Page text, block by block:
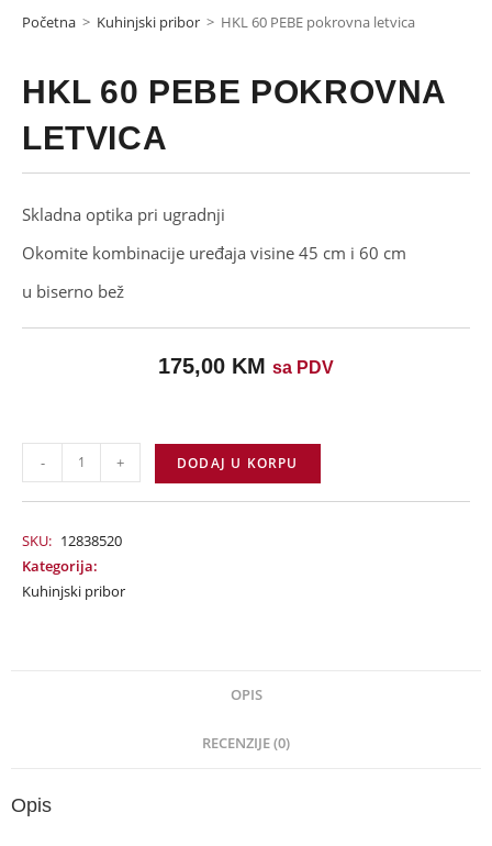
Početna > Kuhinjski pribor > HKL 60 PEBE pokrovna letvica
HKL 60 PEBE POKROVNA
LETVICA
Skladna optika pri ugradnji
Okomite kombinacije uređaja visine 45 cm i 60 cm
u biserno bež
175,00 KM sa PDV
- + DODAJ U KORPU
SKU: 12838520
Kategorija:
Kuhinjski pribor
OPIS
RECENZIJE (0)
Opis